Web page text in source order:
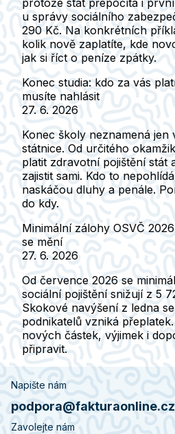
protože stát přepočítá i
u správy sociálního
290 Kč. Na konkrétních
kolik nově zaplatíte, kde
jak si říct o peníze zpátky.
Konec studia: kdo za vás
musíte nahlásit
27. 6. 2026
Konec školy neznamená jen
státnice. Od určitého
platit zdravotní pojištění stát
zajistit sami. Kdo to
naskáčou dluhy a penále.
do kdy.
Minimální zálohy OSVČ
se mění
27. 6. 2026
Od července 2026 se
sociální pojištění snižují z 5
Skokové navýšení z ledna
podnikatelů vzniká
nových částek, výjimek i
připravit.
Napište nám
podpora@fakturaonline.cz
Zavolejte nám